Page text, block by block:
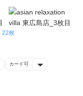
22枚
カード可